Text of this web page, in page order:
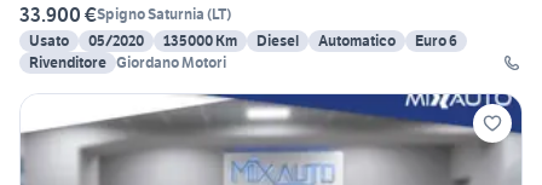
33.900 €Spigno Saturnia (LT)
Usato
05/2020 135000 Km Diesel Automatico
Euro 6
Rivenditore Giordano Motori